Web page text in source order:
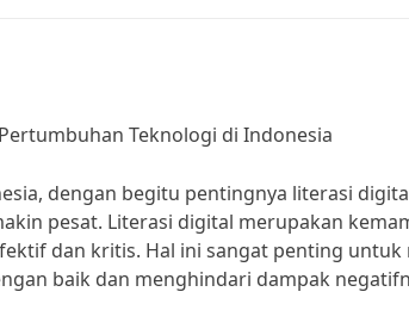
Teknologi di Indonesia
dengan begitu pentingnya literasi
pesat. Literasi digital merupakan
dan kritis. Hal ini sangat penting untuk
baik dan menghindari dampak